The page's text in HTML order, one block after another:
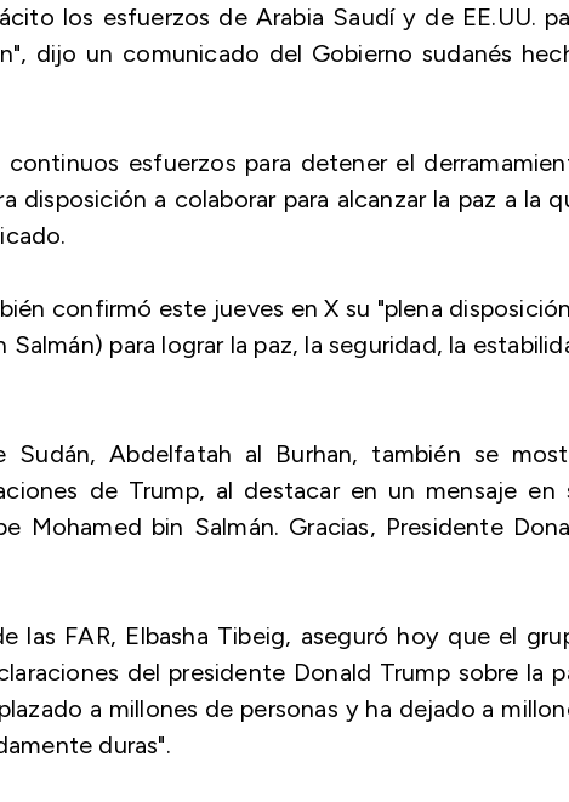
los esfuerzos de Arabia Saudí y de EE.UU.
dijo un comunicado del Gobierno sudanés
esfuerzos para detener el
disposición a colaborar para alcanzar la paz a la
confirmó este jueves en X su "plena
para lograr la paz, la seguridad, la
Abdelfatah al Burhan, también se
de Trump, al destacar en un mensaje en
Mohamed bin Salmán. Gracias, Presidente
las FAR, Elbasha Tibeig, aseguró hoy que el
del presidente Donald Trump sobre la
a millones de personas y ha dejado a
duras".